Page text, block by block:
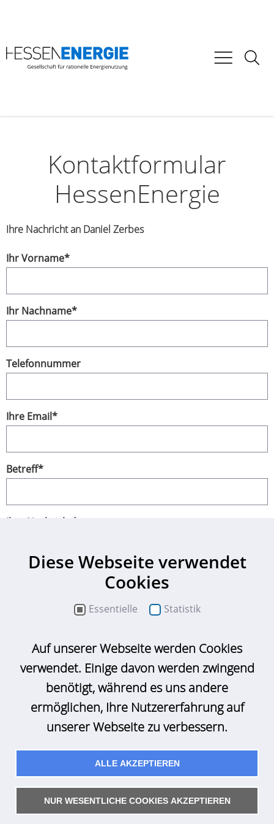
Kontaktformular
HessenEnergie
Ihre Nachricht an Daniel Zerbes
Ihr Vorname*
Ihr Nachname*
Telefonnummer
Ihre Email*
Betreff*
Ihre Nachricht *
Datenschutzbestimmungen*
Ich akzeptiere die Datenschutzbestimmungen
Kontakt Sitemap Impressum Datenschutz Suche
Diese Webseite verwendet
Cookies
Essentielle Statistik
Auf unserer Webseite werden Cookies
verwendet. Einige davon werden zwingend
benötigt, während es uns andere
ermöglichen, Ihre Nutzererfahrung auf
unserer Webseite zu verbessern.
ALLE AKZEPTIEREN
NUR WESENTLICHE COOKIES AKZEPTIEREN